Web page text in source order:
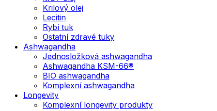
Krilový olej
Lecitin
Rybí tuk
Ostatní zdravé tuky
Ashwagandha
Jednosložková ashwagandha
Ashwagandha KSM-66®
BIO ashwagandha
Komplexní ashwagandha
Longevity
Komplexní longevity produkty